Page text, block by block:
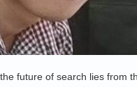
future of search lies from